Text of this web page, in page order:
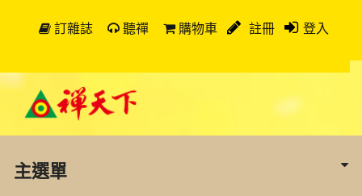
訂雜誌 聽禪 購物車 註冊 登入
主選單